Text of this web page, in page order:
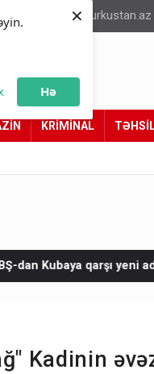
Hə
×
info@turkustan.az
KRİMİNAL
addım: MKİ daxilində
Kadinin